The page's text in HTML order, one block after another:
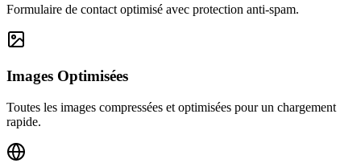
Formulaire de contact optimisé avec protection anti-spam.
Images Optimisées
Toutes les images compressées et optimisées pour un chargement
rapide.